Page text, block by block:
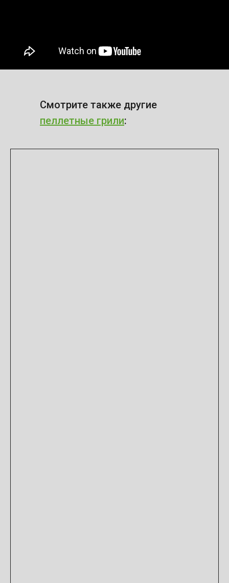
Смотрите также другие
пеллетные грили: